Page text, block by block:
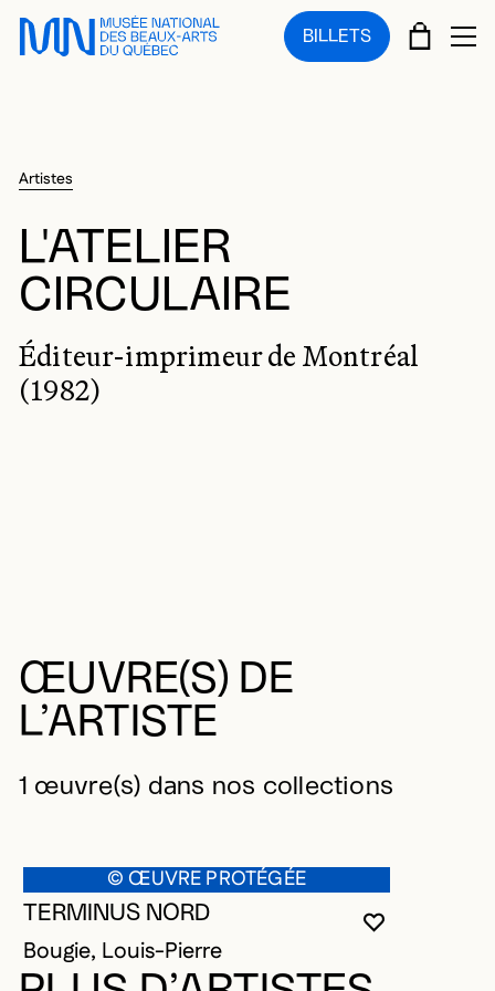
Sauter au menu principal
Sauter au contenu principal
Sauter au pied de page
BILLETS PANIER
Artistes
L'ATELIER
CIRCULAIRE
Éditeur-imprimeur de Montréal
(1982)
ŒUVRE(S) DE
L’ARTISTE
1 œuvre(s) dans nos collections
© ŒUVRE PROTÉGÉE
VOUS
FERMER
OUVRIR LA
TERMINUS NORD
Bougie, Louis-Pierre